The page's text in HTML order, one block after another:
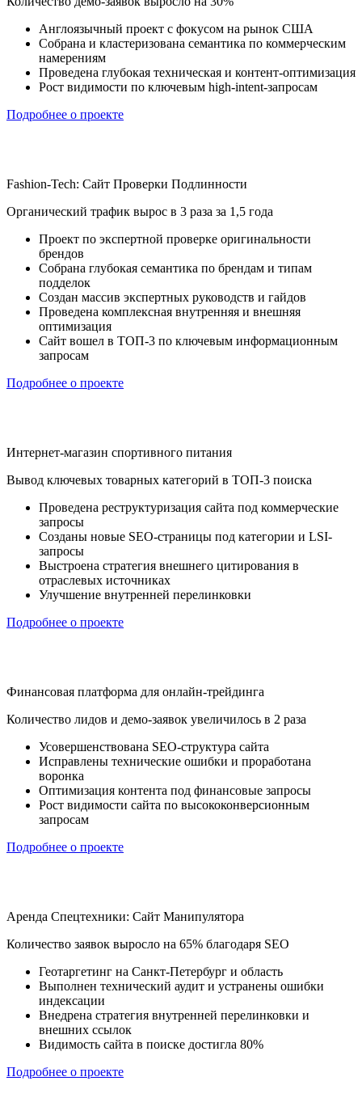
Англоязычный проект с фокусом на рынок США
Собрана и кластеризована семантика по коммерческим
намерениям
Проведена глубокая техническая и контент-оптимизация
Рост видимости по ключевым high-intent-запросам
Подробнее о проекте
Fashion-Tech: Сайт Проверки Подлинности
Органический трафик вырос в 3 раза за 1,5 года
Проект по экспертной проверке оригинальности
брендов
Собрана глубокая семантика по брендам и типам
подделок
Создан массив экспертных руководств и гайдов
Проведена комплексная внутренняя и внешняя
оптимизация
Сайт вошел в ТОП-3 по ключевым информационным
запросам
Подробнее о проекте
Интернет-магазин спортивного питания
Вывод ключевых товарных категорий в ТОП-3 поиска
Проведена реструктуризация сайта под коммерческие
запросы
Созданы новые SEO-страницы под категории и LSI-
запросы
Выстроена стратегия внешнего цитирования в
отраслевых источниках
Улучшение внутренней перелинковки
Подробнее о проекте
Финансовая платформа для онлайн-трейдинга
Количество лидов и демо-заявок увеличилось в 2 раза
Усовершенствована SEO-структура сайта
Исправлены технические ошибки и проработана
воронка
Оптимизация контента под финансовые запросы
Рост видимости сайта по высококонверсионным
запросам
Подробнее о проекте
Аренда Спецтехники: Сайт Манипулятора
Количество заявок выросло на 65% благодаря SEO
Геотаргетинг на Санкт-Петербург и область
Выполнен технический аудит и устранены ошибки
индексации
Внедрена стратегия внутренней перелинковки и
внешних ссылок
Видимость сайта в поиске достигла 80%
Подробнее о проекте